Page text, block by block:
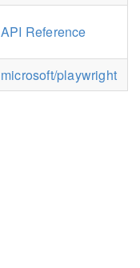
API Reference
microsoft/playwright